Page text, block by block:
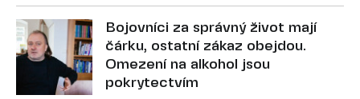
Bojovníci za správný život mají
čárku, ostatní zákaz obejdou.
Omezení na alkohol jsou
pokrytectvím